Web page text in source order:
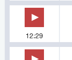
12:29